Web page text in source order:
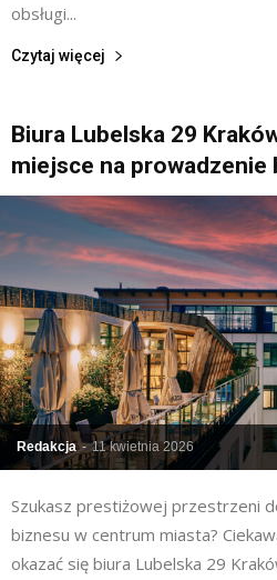
obsługi...
Czytaj więcej
Biura Lubelska 29
miejsce na prowadzenie
Redakcja - 11 kwietnia 2026
Szukasz prestiżowej przestrzeni
biznesu w centrum miasta?
okazać się biura Lubelska 29